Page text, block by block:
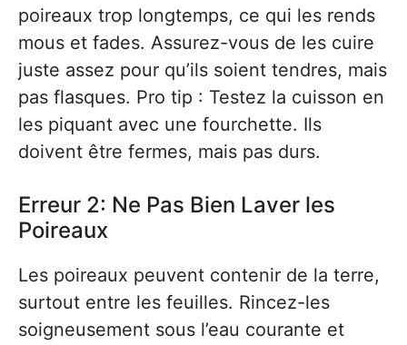
poireaux trop longtemps, ce qui les rends
mous et fades. Assurez-vous de les cuire
juste assez pour qu’ils soient tendres, mais
pas flasques. Pro tip : Testez la cuisson en
les piquant avec une fourchette. Ils
doivent être fermes, mais pas durs.
Erreur 2: Ne Pas Bien Laver les
Poireaux
Les poireaux peuvent contenir de la terre,
surtout entre les feuilles. Rincez-les
soigneusement sous l’eau courante et